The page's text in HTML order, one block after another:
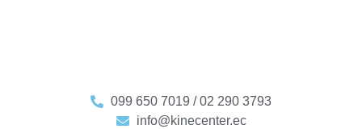
099 650 7019 / 02 290 3793
info@kinecenter.ec